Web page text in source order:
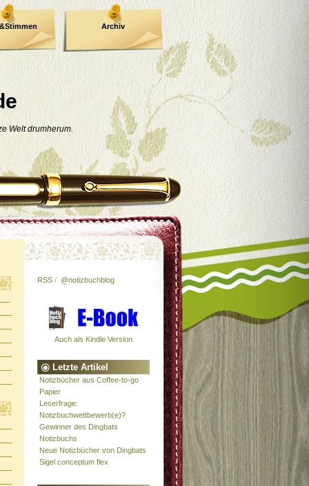
Welt drumherum.
Archiv
RSS / @notizbuchblog
Auch als Kindle Version
Letzte Artikel
Notizbücher aus Coffee-to-go
Papier
Leserfrage:
Notizbuchwettbewerb(e)?
Gewinner des Dingbats
Notizbuchs
Neue Notizbücher von Dingbats
Sigel conceptum flex